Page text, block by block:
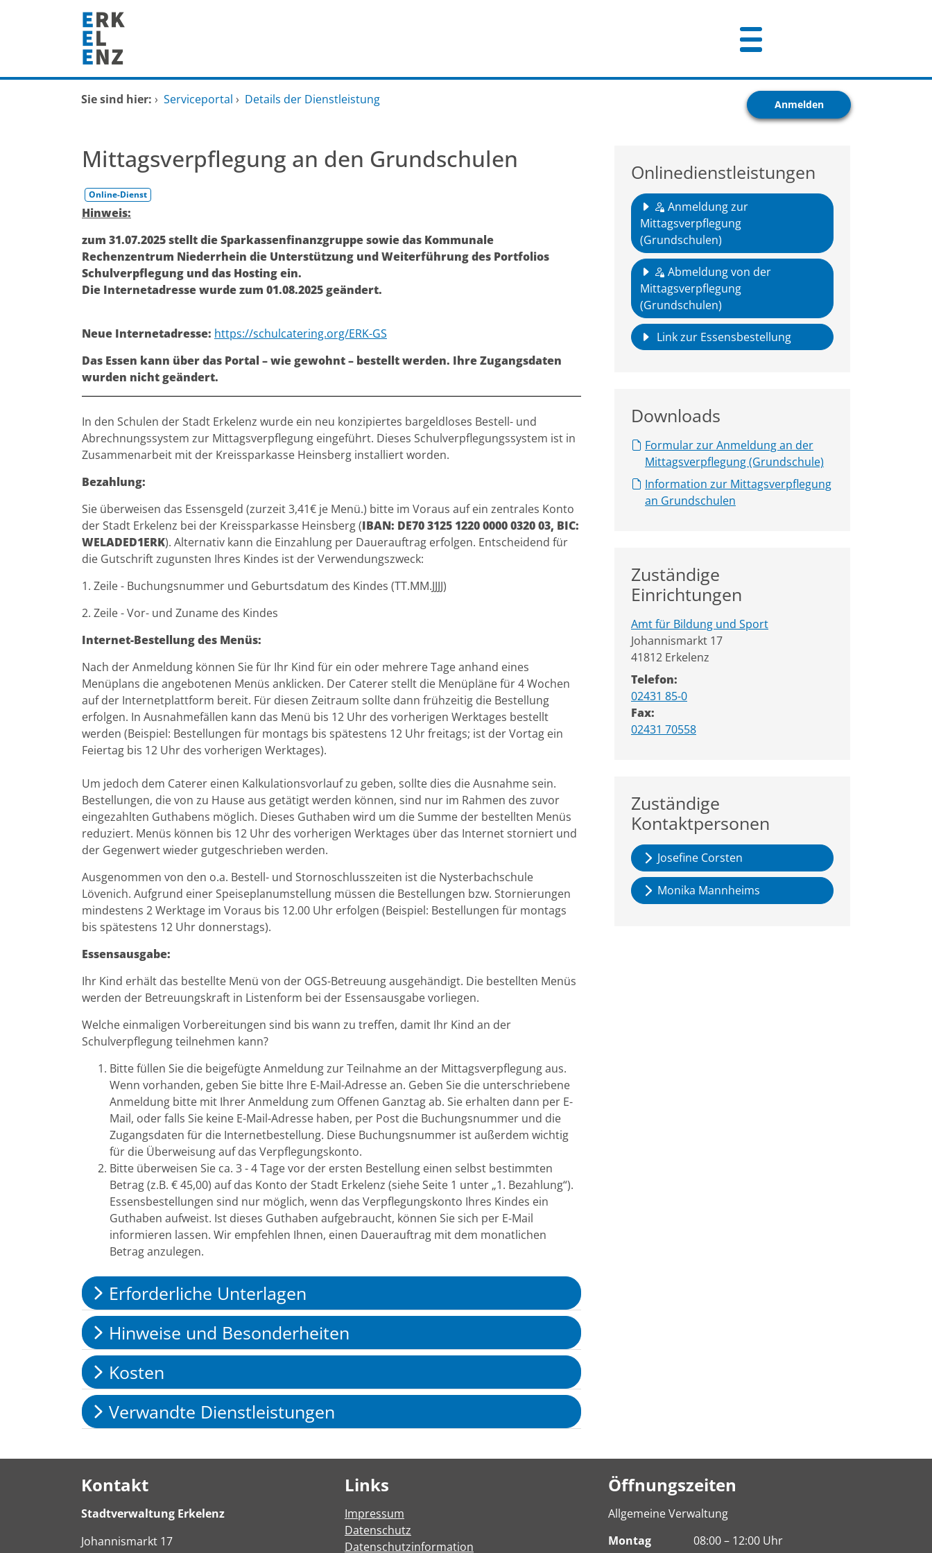
Zum Hauptinhalt springen
Startseite
Mitarbeitende A-Z
FAQ
Sie sind hier: › Serviceportal › Details der Dienstleistung Anmelden
Mittagsverpflegung an den Grundschulen
Online-Dienst
Kurzbeschreibung
Hinweis:
zum 31.07.2025 stellt die Sparkassenfinanzgruppe sowie das Kommunale
Rechenzentrum Niederrhein die Unterstützung und Weiterführung des Portfolios
Schulverpflegung und das Hosting ein.
Die Internetadresse wurde zum 01.08.2025 geändert.
Neue Internetadresse: https://schulcatering.org/ERK-GS
Das Essen kann über das Portal – wie gewohnt – bestellt werden. Ihre Zugangsdaten
wurden nicht geändert.
Beschreibung
In den Schulen der Stadt Erkelenz wurde ein neu konzipiertes bargeldloses Bestell- und
Abrechnungssystem zur Mittagsverpflegung eingeführt. Dieses Schulverpflegungssystem ist in
Zusammenarbeit mit der Kreissparkasse Heinsberg installiert worden.
Bezahlung:
Sie überweisen das Essensgeld (zurzeit 3,41€ je Menü.) bitte im Voraus auf ein zentrales Konto
der Stadt Erkelenz bei der Kreissparkasse Heinsberg (IBAN: DE70 3125 1220 0000 0320 03, BIC:
WELADED1ERK). Alternativ kann die Einzahlung per Dauerauftrag erfolgen. Entscheidend für
die Gutschrift zugunsten Ihres Kindes ist der Verwendungszweck:
1. Zeile - Buchungsnummer und Geburtsdatum des Kindes (TT.MM.JJJJ)
2. Zeile - Vor- und Zuname des Kindes
Internet-Bestellung des Menüs:
Nach der Anmeldung können Sie für Ihr Kind für ein oder mehrere Tage anhand eines
Menüplans die angebotenen Menüs anklicken. Der Caterer stellt die Menüpläne für 4 Wochen
auf der Internetplattform bereit. Für diesen Zeitraum sollte dann frühzeitig die Bestellung
erfolgen. In Ausnahmefällen kann das Menü bis 12 Uhr des vorherigen Werktages bestellt
werden (Beispiel: Bestellungen für montags bis spätestens 12 Uhr freitags; ist der Vortag ein
Feiertag bis 12 Uhr des vorherigen Werktages).
Um jedoch dem Caterer einen Kalkulationsvorlauf zu geben, sollte dies die Ausnahme sein.
Bestellungen, die von zu Hause aus getätigt werden können, sind nur im Rahmen des zuvor
eingezahlten Guthabens möglich. Dieses Guthaben wird um die Summe der bestellten Menüs
reduziert. Menüs können bis 12 Uhr des vorherigen Werktages über das Internet storniert und
der Gegenwert wieder gutgeschrieben werden.
Ausgenommen von den o.a. Bestell- und Stornoschlusszeiten ist die Nysterbachschule
Lövenich. Aufgrund einer Speiseplanumstellung müssen die Bestellungen bzw. Stornierungen
mindestens 2 Werktage im Voraus bis 12.00 Uhr erfolgen (Beispiel: Bestellungen für montags
bis spätestens 12 Uhr donnerstags).
Essensausgabe:
Ihr Kind erhält das bestellte Menü von der OGS-Betreuung ausgehändigt. Die bestellten Menüs
werden der Betreuungskraft in Listenform bei der Essensausgabe vorliegen.
Welche einmaligen Vorbereitungen sind bis wann zu treffen, damit Ihr Kind an der
Schulverpflegung teilnehmen kann?
Bitte füllen Sie die beigefügte Anmeldung zur Teilnahme an der Mittagsverpflegung aus.
Wenn vorhanden, geben Sie bitte Ihre E-Mail-Adresse an. Geben Sie die unterschriebene
Anmeldung bitte mit Ihrer Anmeldung zum Offenen Ganztag ab. Sie erhalten dann per E-
Mail, oder falls Sie keine E-Mail-Adresse haben, per Post die Buchungsnummer und die
Zugangsdaten für die Internetbestellung. Diese Buchungsnummer ist außerdem wichtig
für die Überweisung auf das Verpflegungskonto.
Bitte überweisen Sie ca. 3 - 4 Tage vor der ersten Bestellung einen selbst bestimmten
Betrag (z.B. € 45,00) auf das Konto der Stadt Erkelenz (siehe Seite 1 unter „1. Bezahlung“).
Essensbestellungen sind nur möglich, wenn das Verpflegungskonto Ihres Kindes ein
Guthaben aufweist. Ist dieses Guthaben aufgebraucht, können Sie sich per E-Mail
informieren lassen. Wir empfehlen Ihnen, einen Dauerauftrag mit dem monatlichen
Betrag anzulegen.
Erforderliche Unterlagen
Hinweise und Besonderheiten
Kosten
Verwandte Dienstleistungen
Onlinedienstleistungen
Anmeldung zur
Mittagsverpflegung
(Grundschulen)
Abmeldung von der
Mittagsverpflegung
(Grundschulen)
Link zur Essensbestellung
Downloads
Formular zur Anmeldung an der
Mittagsverpflegung (Grundschule)
Information zur Mittagsverpflegung
an Grundschulen
Zuständige
Einrichtungen
Amt für Bildung und Sport
Straße:
Johannismarkt Hausnummer:
17
PLZ:
41812 Ort:
Erkelenz
Telefon:
02431 85-0
Fax:
02431 70558
Zuständige
Kontaktpersonen
Josefine Corsten
Monika Mannheims
Kontakt
Stadtverwaltung Erkelenz
Johannismarkt 17
Links
Impressum
Datenschutz
Datenschutzinformation
Öffnungszeiten
Allgemeine Verwaltung
Montag
08:00 – 12:00 Uhr